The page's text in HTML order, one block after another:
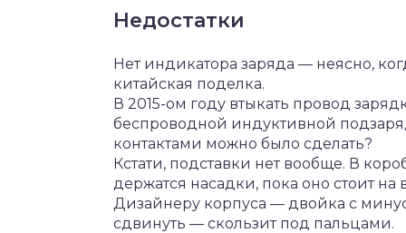
Недостатки
Нет индикатора заряда — неясно,
китайская поделка.
В 2015-ом году втыкать провод
беспроводной индуктивной
контактами можно было сделать?
Кстати, подставки нет вообще. В
держатся насадки, пока оно стоит на
Дизайнеру корпуса — двойка с
сдвинуть — скользит под пальцами.